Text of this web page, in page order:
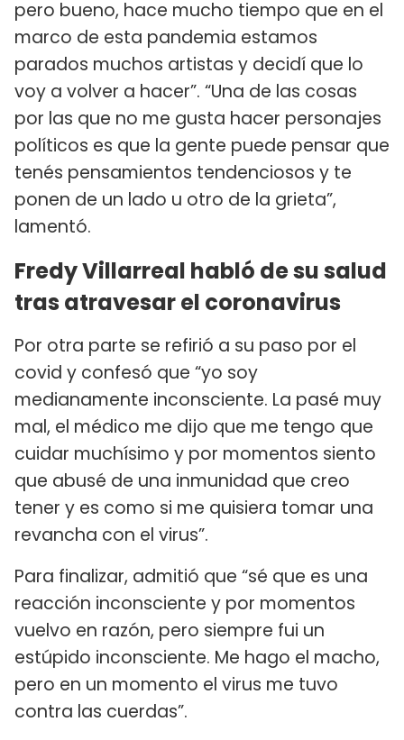
pero bueno, hace mucho tiempo que en el
marco de esta pandemia estamos
parados muchos artistas y decidí que lo
voy a volver a hacer”. “Una de las cosas
por las que no me gusta hacer personajes
políticos es que la gente puede pensar que
tenés pensamientos tendenciosos y te
ponen de un lado u otro de la grieta”,
lamentó.
Fredy Villarreal habló de su salud
tras atravesar el coronavirus
Por otra parte se refirió a su paso por el
covid y confesó que “yo soy
medianamente inconsciente. La pasé muy
mal, el médico me dijo que me tengo que
cuidar muchísimo y por momentos siento
que abusé de una inmunidad que creo
tener y es como si me quisiera tomar una
revancha con el virus”.
Para finalizar, admitió que “sé que es una
reacción inconsciente y por momentos
vuelvo en razón, pero siempre fui un
estúpido inconsciente. Me hago el macho,
pero en un momento el virus me tuvo
contra las cuerdas”.